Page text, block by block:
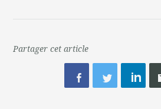
Partager cet article